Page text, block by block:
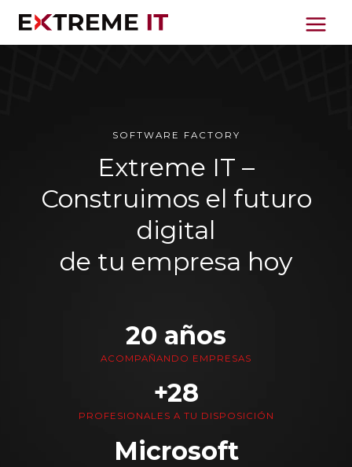
contenido
SOFTWARE FACTORY
Extreme IT –
Construimos el futuro
digital
de tu empresa hoy
20 años
ACOMPAÑANDO EMPRESAS
+28
PROFESIONALES A TU DISPOSICIÓN
Microsoft